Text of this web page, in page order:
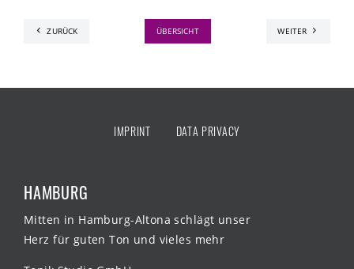
ZURÜCK ÜBERSICHT WEITER
IMPRINT DATA PRIVACY
HAMBURG
Mitten in Hamburg-Altona schlägt unser
Herz für guten Ton und vieles mehr